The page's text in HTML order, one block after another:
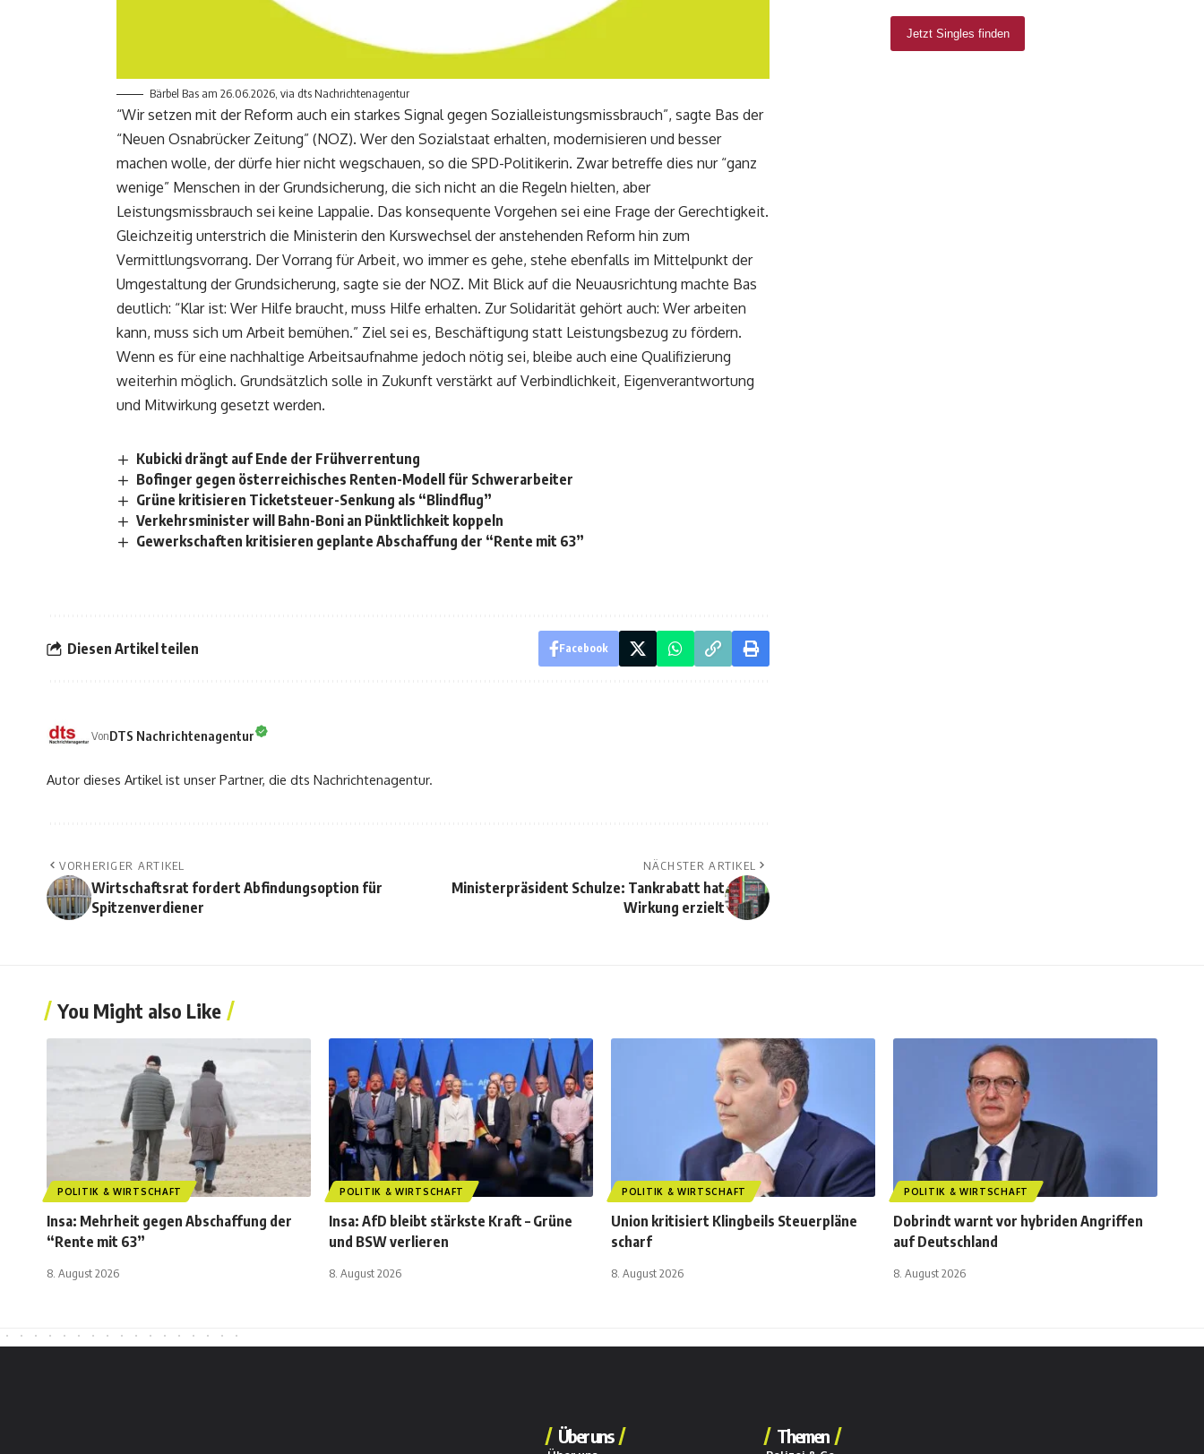
Bärbel Bas am 26.06.2026, via dts Nachrichtenagentur
“Wir setzen mit der Reform auch ein starkes Signal gegen Sozialleistungsmissbrauch”, sagte Bas der
“Neuen Osnabrücker Zeitung” (NOZ). Wer den Sozialstaat erhalten, modernisieren und besser
machen wolle, der dürfe hier nicht wegschauen, so die SPD-Politikerin. Zwar betreffe dies nur “ganz
wenige” Menschen in der Grundsicherung, die sich nicht an die Regeln hielten, aber
Leistungsmissbrauch sei keine Lappalie. Das konsequente Vorgehen sei eine Frage der Gerechtigkeit.
Gleichzeitig unterstrich die Ministerin den Kurswechsel der anstehenden Reform hin zum
Vermittlungsvorrang. Der Vorrang für Arbeit, wo immer es gehe, stehe ebenfalls im Mittelpunkt der
Umgestaltung der Grundsicherung, sagte sie der NOZ. Mit Blick auf die Neuausrichtung machte Bas
deutlich: “Klar ist: Wer Hilfe braucht, muss Hilfe erhalten. Zur Solidarität gehört auch: Wer arbeiten
kann, muss sich um Arbeit bemühen.” Ziel sei es, Beschäftigung statt Leistungsbezug zu fördern.
Wenn es für eine nachhaltige Arbeitsaufnahme jedoch nötig sei, bleibe auch eine Qualifizierung
weiterhin möglich. Grundsätzlich solle in Zukunft verstärkt auf Verbindlichkeit, Eigenverantwortung
und Mitwirkung gesetzt werden.
Kubicki drängt auf Ende der Frühverrentung
Bofinger gegen österreichisches Renten-Modell für Schwerarbeiter
Grüne kritisieren Ticketsteuer-Senkung als “Blindflug”
Verkehrsminister will Bahn-Boni an Pünktlichkeit koppeln
Gewerkschaften kritisieren geplante Abschaffung der “Rente mit 63”
Diesen Artikel teilen Facebook
VonDTS Nachrichtenagentur
Autor dieses Artikel ist unser Partner, die dts Nachrichtenagentur.
VORHERIGER ARTIKEL
Wirtschaftsrat fordert Abfindungsoption für
Spitzenverdiener
NÄCHSTER ARTIKEL
Ministerpräsident Schulze: Tankrabatt hat
Wirkung erzielt
You Might also Like
POLITIK & WIRTSCHAFT
Insa: Mehrheit gegen Abschaffung der
“Rente mit 63”
8. August 2026
POLITIK & WIRTSCHAFT
Insa: AfD bleibt stärkste Kraft – Grüne
und BSW verlieren
8. August 2026
POLITIK & WIRTSCHAFT
Union kritisiert Klingbeils Steuerpläne
scharf
8. August 2026
POLITIK & WIRTSCHAFT
Dobrindt warnt vor hybriden Angriffen
auf Deutschland
8. August 2026
Über uns Themen